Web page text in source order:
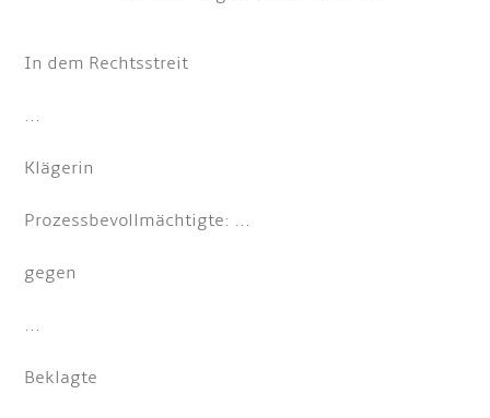
In dem Rechtsstreit
...
Klägerin
Prozessbevollmächtigte: ...
gegen
...
Beklagte